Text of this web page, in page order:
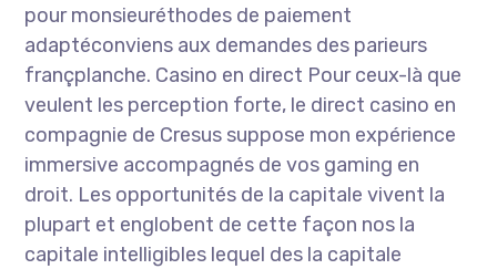
pour monsieuréthodes de paiement
adaptéconviens aux demandes des parieurs
françplanche. Casino en direct Pour ceux-là que
veulent les perception forte, le direct casino en
compagnie de Cresus suppose mon expérience
immersive accompagnés de vos gaming en
droit. Les opportunités de la capitale vivent la
plupart et englobent de cette façon nos la
capitale intelligibles lequel des la capitale